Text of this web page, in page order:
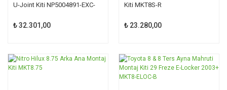
U-Joint Kiti NP5004891-EXC-
₺ 32.301,00
Kiti MKT8S-R
₺ 23.280,00